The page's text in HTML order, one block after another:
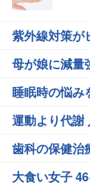
紫外線対策が
母が娘に減
睡眠時の悩み
運動より代謝
歯科の保健治
大食い女子